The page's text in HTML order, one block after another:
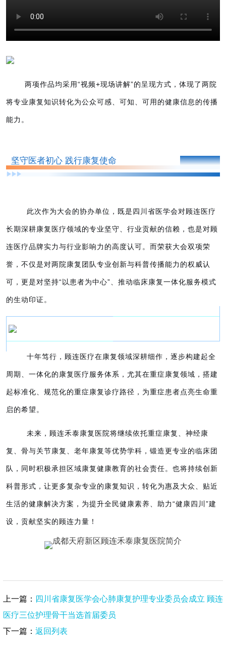
两项作品均采用“视频+现场讲解”的呈现方式，体现了两院
将专业康复知识转化为公众可感、可知、可用的健康信息的传播
能力。
坚守医者初心 践行康复使命 PART 03
此次作为大会的协办单位，既是四川省医学会对顾连医疗
长期深耕康复医疗领域的专业坚守、行业贡献的信赖，也是对顾
连医疗品牌实力与行业影响力的高度认可。而荣获大会双项荣
誉，不仅是对两院康复团队专业创新与科普传播能力的权威认
可，更是对坚持“以患者为中心”、推动临床康复一体化服务模式
的生动印证。
十年笃行，顾连医疗在康复领域深耕细作，逐步构建起全
周期、一体化的康复医疗服务体系，尤其在重症康复领域，搭建
起标准化、规范化的重症康复诊疗路径，为重症患者点亮生命重
启的希望。
未来，顾连禾泰康复医院将继续依托重症康复、神经康
复、骨与关节康复、 老年康复等优势学科，锻造更专业的临床团
队，同时积极承担区域康复健康教育的社会责任。也将持续创新
科普形式，让更多复杂专业的康复知识，转化为惠及大众、贴近
生活的健康解决方案，为提升全民健康素养、助力“健康四川”建
设，贡献坚实的顾连力量！
上一篇： 四川省康复医学会心肺康复护理专业委员会成立 顾连
医疗三位护理骨干当选首届委员
下一篇： 返回列表